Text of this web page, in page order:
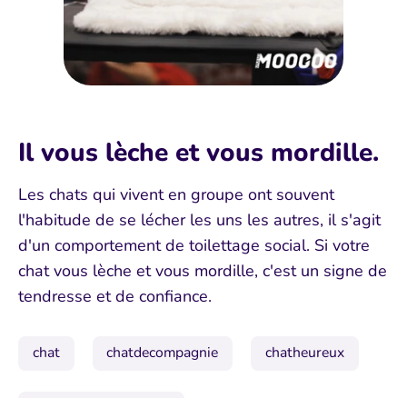
Il vous lèche et vous mordille.
Les chats qui vivent en groupe ont souvent
l'habitude de se lécher les uns les autres, il s'agit
d'un comportement de toilettage social. Si votre
chat vous lèche et vous mordille, c'est un signe de
tendresse et de confiance.
chat chatdecompagnie chatheureux